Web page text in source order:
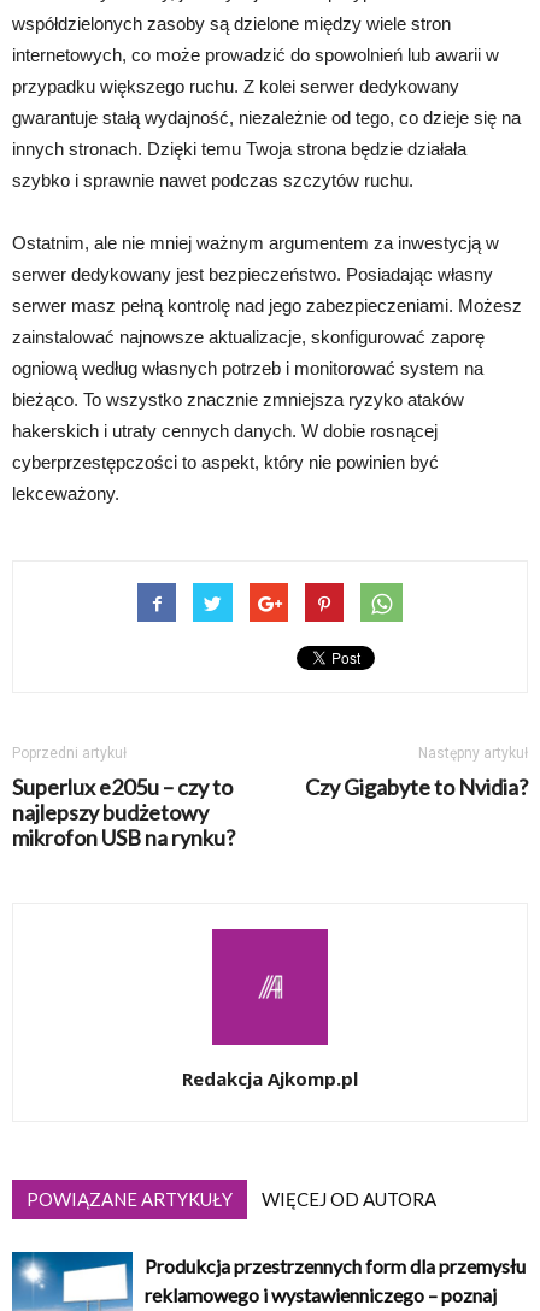
współdzielonych zasoby są dzielone między wiele stron
internetowych, co może prowadzić do spowolnień lub awarii w
przypadku większego ruchu. Z kolei serwer dedykowany
gwarantuje stałą wydajność, niezależnie od tego, co dzieje się na
innych stronach. Dzięki temu Twoja strona będzie działała
szybko i sprawnie nawet podczas szczytów ruchu.
Ostatnim, ale nie mniej ważnym argumentem za inwestycją w
serwer dedykowany jest bezpieczeństwo. Posiadając własny
serwer masz pełną kontrolę nad jego zabezpieczeniami. Możesz
zainstalować najnowsze aktualizacje, skonfigurować zaporę
ogniową według własnych potrzeb i monitorować system na
bieżąco. To wszystko znacznie zmniejsza ryzyko ataków
hakerskich i utraty cennych danych. W dobie rosnącej
cyberprzestępczości to aspekt, który nie powinien być
lekceważony.
Poprzedni artykuł
Superlux e205u – czy to
najlepszy budżetowy
mikrofon USB na rynku?
Następny artykuł
Czy Gigabyte to Nvidia?
Redakcja Ajkomp.pl
POWIĄZANE ARTYKUŁY WIĘCEJ OD AUTORA
Produkcja przestrzennych form dla przemysłu
reklamowego i wystawienniczego – poznaj